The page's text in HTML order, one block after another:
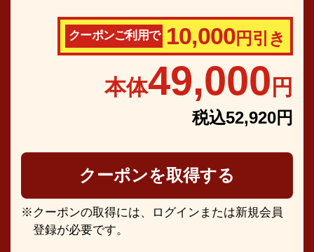
クーポンご利用で 10,000円引き
本体49,000 円
税込52,920円
クーポンを取得する
クーポンの取得には、ログインまたは新規会員
登録が必要です。